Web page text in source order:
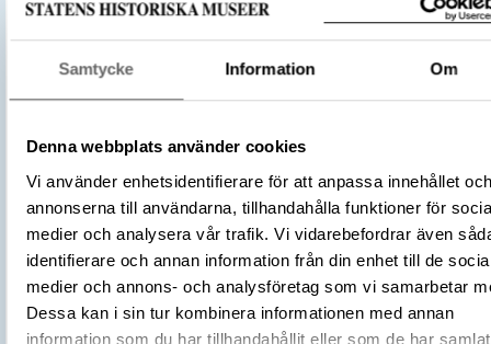
Samtycke Information Om
Denna webbplats använder cookies
Vi använder enhetsidentifierare för att anpassa innehållet och
annonserna till användarna, tillhandahålla funktioner för
medier och analysera vår trafik. Vi vidarebefordrar även
identifierare och annan information från din enhet till de
medier och annons- och analysföretag som vi samarbetar
Dessa kan i sin tur kombinera informationen med annan
information som du har tillhandahållit eller som de har
Valör
pfennig
Material
Silver
Storlek
Vikt 1.47 g
Datering
991 – 1040 (cirka)
Tillverkningsplats
Tyskland
Goslar
Tillverkare Okänd
(Myntherre)
Föremålsnummer
3001706
Litteratur
Zur Frage der Otto-Adelheid-Pfennige.
Versuch einer Systematisierung auf
des schwedischen Fundmaterials,